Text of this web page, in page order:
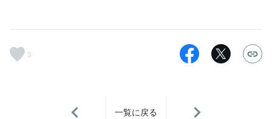
3
一覧に戻る